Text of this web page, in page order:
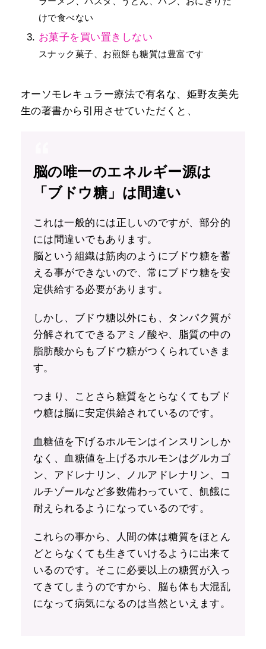
けで食べない
お菓子を買い置きしない
スナック菓子、お煎餅も糖質は豊富です
オーソモレキュラー療法で有名な、姫野友美先
生の著書から引用させていただくと、
脳の唯一のエネルギー源は
「ブドウ糖」は間違い
これは一般的には正しいのですが、部分的
には間違いでもあります。
脳という組織は筋肉のようにブドウ糖を蓄
える事ができないので、常にブドウ糖を安
定供給する必要があります。
しかし、ブドウ糖以外にも、タンパク質が
分解されてできるアミノ酸や、脂質の中の
脂肪酸からもブドウ糖がつくられていきま
す。
つまり、ことさら糖質をとらなくてもブド
ウ糖は脳に安定供給されているのです。
血糖値を下げるホルモンはインスリンしか
なく、血糖値を上げるホルモンはグルカゴ
ン、アドレナリン、ノルアドレナリン、コ
ルチゾールなど多数備わっていて、飢餓に
耐えられるようになっているのです。
これらの事から、人間の体は糖質をほとん
どとらなくても生きていけるように出来て
いるのです。そこに必要以上の糖質が入っ
てきてしまうのですから、脳も体も大混乱
になって病気になるのは当然といえます。